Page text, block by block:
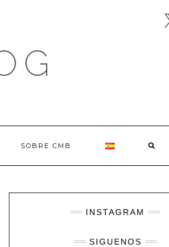
X
SOBRE CMB
INSTAGRAM
SIGUENOS